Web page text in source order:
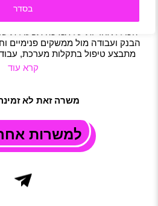
בסדרלתפקיד תפעולי משמעותי בחדר
האלף בראשון לציון דרוש/ה נציג/ת
הבנק ועבודה מול ממשקים פנימיים
מתבצע טיפול בתקלות מערכת,
קרא עוד
משרה זאת לא
למשרות